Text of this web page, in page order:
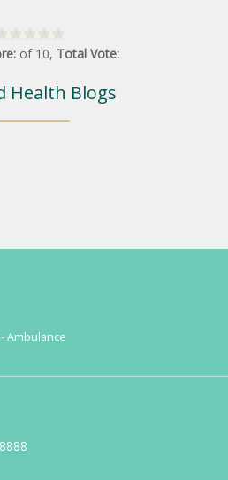
of 10, Total Vote:
Health Blogs
Ambulance